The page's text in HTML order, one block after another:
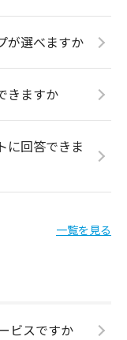
が選べますか
きますか
に回答できま
一覧を見る
ビスですか